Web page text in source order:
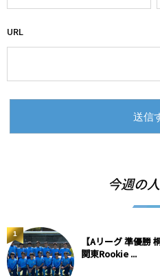
URL
今週の
【Aリーグ 準優勝
関東Rookie ...
1